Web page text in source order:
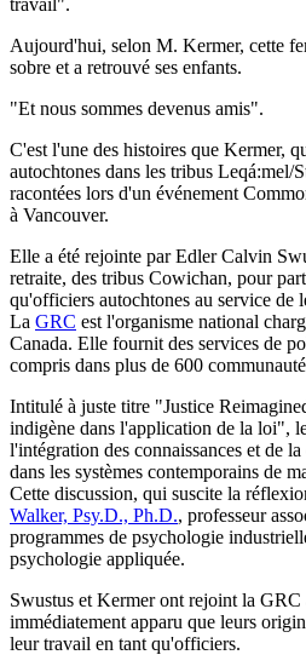
Aujourd'hui, selon M. Kermer, cette
sobre et a retrouvé ses enfants.
"Et nous sommes devenus amis".
C'est l'une des histoires que Kermer,
autochtones dans les tribus Leqá:mel/
racontées lors d'un événement
à Vancouver.
Elle a été rejointe par Edler Calvin
retraite, des tribus Cowichan, pour
qu'officiers autochtones au service de
La GRC est l'organisme national
Canada. Elle fournit des services de
compris dans plus de 600
Intitulé à juste titre "Justice
indigène dans l'application de la loi",
l'intégration des connaissances et de
dans les systèmes contemporains de
Cette discussion, qui suscite la
Walker, Psy.D., Ph.D., professeur
programmes de psychologie
psychologie appliquée.
Swustus et Kermer ont rejoint la GRC
immédiatement apparu que leurs
leur travail en tant qu'officiers.